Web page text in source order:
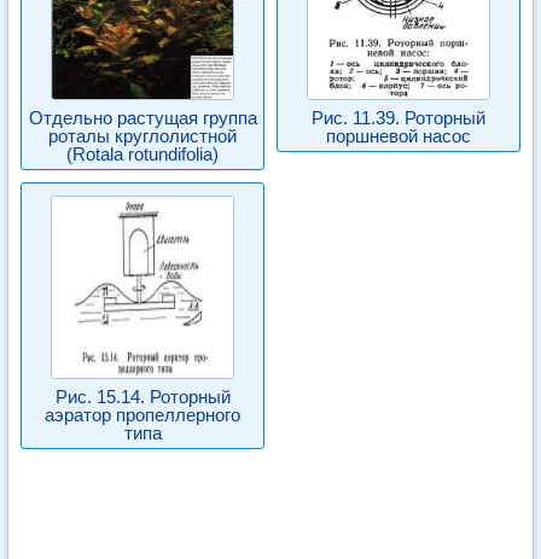
Отдельно растущая группа
роталы круглолистной
(Rotala rotundifolia)
Рис. 11.39. Роторный
поршневой насос
Рис. 15.14. Роторный
аэратор пропеллерного
типа